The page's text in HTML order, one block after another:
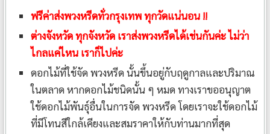
ฟรีค่าส่งพวงหรีดทั่วกรุงเทพ ทุกวัดแน่นอน !!
ต่างจังหวัด ทุกจังหวัด เราส่งพวงหรีดได้เช่นกันค่ะ ไม่ว่า
ไกลแค่ไหน เราก็ไปค่ะ
ดอกไม้ที่ใช้จัด พวงหรีด นั้นขึ้นอยู่กับฤดูกาลและปริมาณ
ในตลาด หากดอกไม้ชนิดนั้น ๆ หมด ทางเราขออนุญาต
ใช้ดอกไม้พันธุ์อื่นในการจัด พวงหรีด โดยเราจะใช้ดอกไม้
ที่มีโทนสีใกล้เคียงและสมราคาให้กับท่านมากที่สุด